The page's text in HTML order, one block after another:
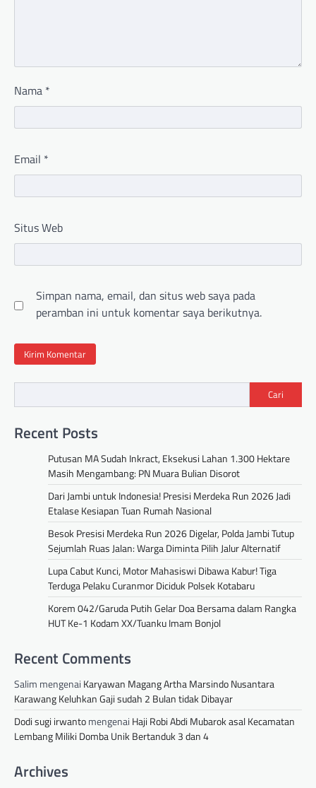
Nama *
Email *
Situs Web
Simpan nama, email, dan situs web saya pada
peramban ini untuk komentar saya berikutnya.
Cari
Recent Posts
Putusan MA Sudah Inkract, Eksekusi Lahan 1.300 Hektare
Masih Mengambang: PN Muara Bulian Disorot
Dari Jambi untuk Indonesia! Presisi Merdeka Run 2026 Jadi
Etalase Kesiapan Tuan Rumah Nasional
Besok Presisi Merdeka Run 2026 Digelar, Polda Jambi Tutup
Sejumlah Ruas Jalan: Warga Diminta Pilih Jalur Alternatif
Lupa Cabut Kunci, Motor Mahasiswi Dibawa Kabur! Tiga
Terduga Pelaku Curanmor Diciduk Polsek Kotabaru
Korem 042/Garuda Putih Gelar Doa Bersama dalam Rangka
HUT Ke-1 Kodam XX/Tuanku Imam Bonjol
Recent Comments
Salim mengenai Karyawan Magang Artha Marsindo Nusantara
Karawang Keluhkan Gaji sudah 2 Bulan tidak Dibayar
Dodi sugi irwantomengenai Haji Robi Abdi Mubarok asal Kecamatan
Lembang Miliki Domba Unik Bertanduk 3 dan 4
Archives